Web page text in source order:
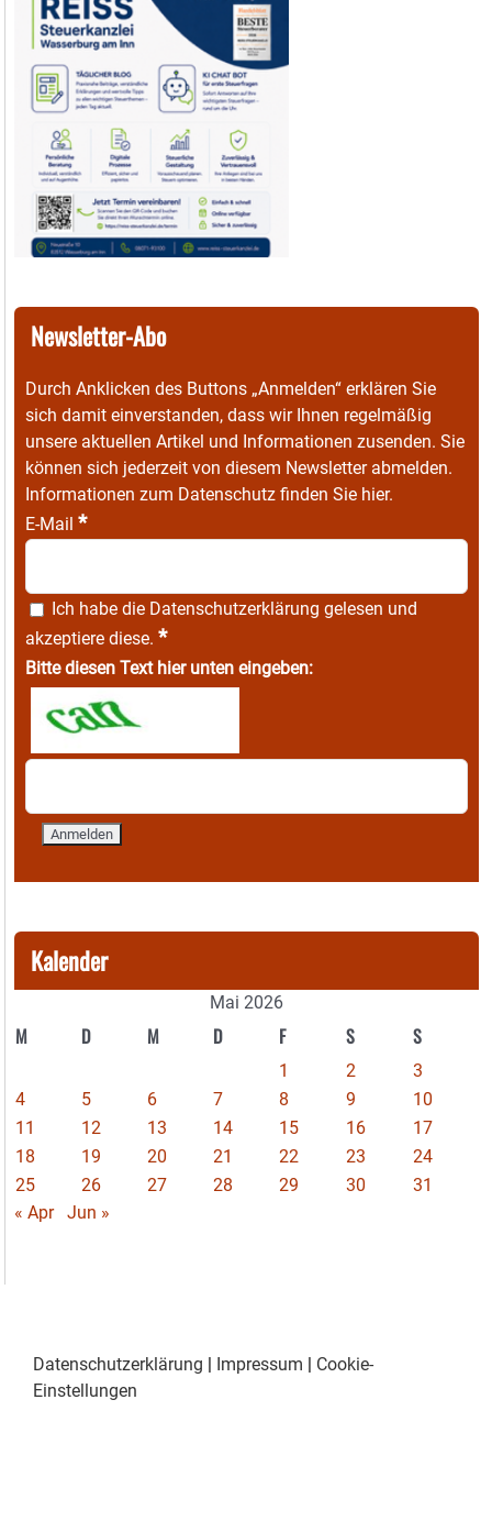
Newsletter-Abo
Durch Anklicken des Buttons „Anmelden“ erklären Sie
sich damit einverstanden, dass wir Ihnen regelmäßig
unsere aktuellen Artikel und Informationen zusenden. Sie
können sich jederzeit von diesem Newsletter abmelden.
Informationen zum Datenschutz finden Sie hier.
E-Mail *
Ich habe die Datenschutzerklärung gelesen und
akzeptiere diese. *
Bitte diesen Text hier unten eingeben:
Kalender
Mai 2026
M D M D F S S
1 2
3
4
5 6 7 8 9
10
11
12 13 14 15 16
17
18
19 20 21 22 23
24
25
26 27 28 29 30
31
« Apr
Jun »
Datenschutzerklärung | Impressum | Cookie-
Einstellungen